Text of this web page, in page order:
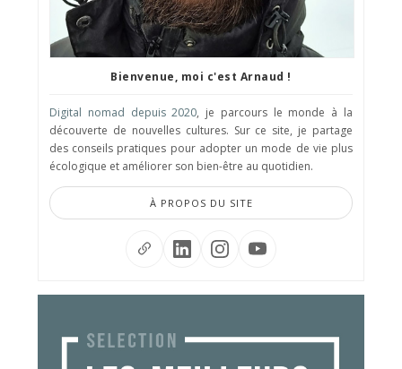
Bienvenue, moi c'est Arnaud !
Digital nomad depuis 2020, je parcours le monde à la
découverte de nouvelles cultures. Sur ce site, je partage
des conseils pratiques pour adopter un mode de vie plus
écologique et améliorer son bien-être au quotidien.
À PROPOS DU SITE